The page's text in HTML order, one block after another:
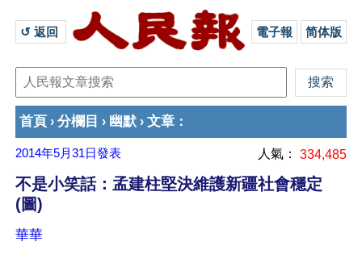
↺ 返回 電子報 简体版
首頁 › 分欄目 › 幽默 › 文章 ：
2014年5月31日發表 人氣： 334,485
不是小笑話：孟建柱堅決維護新疆社會穩定
(圖)
華華